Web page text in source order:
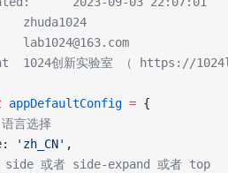
zhuda1024
lab1024@163.com
1024创新实验室 （ https://
appDefaultConfig = {
言选择
: ' zh_CN' ,
side 或者 side-expand 或者 top